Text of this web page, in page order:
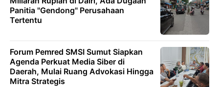
Panitia "Gendong" Perusahaan
Tertentu
Forum Pemred SMSI Sumut Siapkan
Agenda Perkuat Media Siber di
Daerah, Mulai Ruang Advokasi Hingga
Mitra Strategis